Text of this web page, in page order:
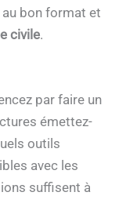
bon format et
civile.
par faire un
émettez-
outils
avec les
suffisent à